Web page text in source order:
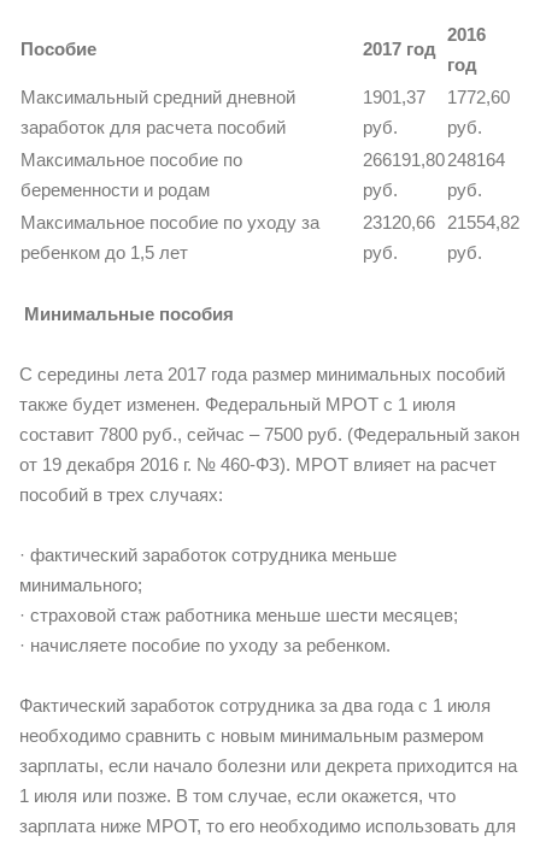
Пособие 2017 год
2016
год
Максимальный средний дневной
заработок для расчета пособий
1901,37
руб.
1772,60
руб.
Максимальное пособие по
беременности и родам
266191,80
руб.
248164
руб.
Максимальное пособие по уходу за
ребенком до 1,5 лет
23120,66
руб.
21554,82
руб.
Минимальные пособия
С середины лета 2017 года размер минимальных пособий
также будет изменен. Федеральный МРОТ с 1 июля
составит 7800 руб., сейчас – 7500 руб. (Федеральный закон
от 19 декабря 2016 г. № 460-ФЗ). МРОТ влияет на расчет
пособий в трех случаях:
· фактический заработок сотрудника меньше
минимального;
· страховой стаж работника меньше шести месяцев;
· начисляете пособие по уходу за ребенком.
Фактический заработок сотрудника за два года с 1 июля
необходимо сравнить с новым минимальным размером
зарплаты, если начало болезни или декрета приходится на
1 июля или позже. В том случае, если окажется, что
зарплата ниже МРОТ, то его необходимо использовать для